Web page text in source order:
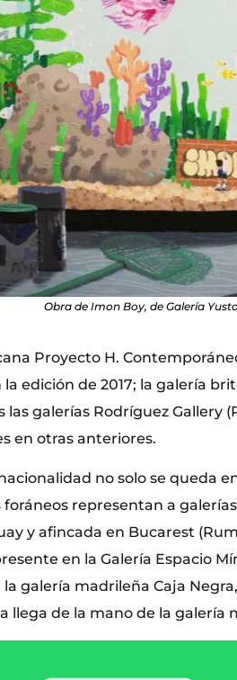
Obra de Imon Boy, de Galería
Proyecto H.
edición de 2017; la galería
las galerías Rodríguez Gallery
en otras anteriores.
no solo se queda
representan a
y afincada en Bucarest
en la Galería Espacio
galería madrileña Caja
llega de la mano de la galería